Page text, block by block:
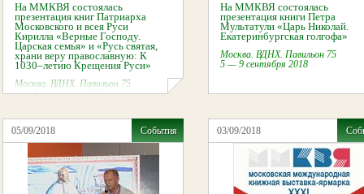
На ММКВЯ состоялась
презентация книг Патриарха
Московского и всея Руси
Кирилла «Верные Господу.
Царская семья» и «Русь святая,
храни веру православную: К
1030–летию Крещения Руси»
Москва. ВДНХ. Павильон 75
5 — 9 сентября 2018
На ММКВЯ состоялась
презентация книги Петра
Мультатули «Царь Николай.
Екатеринбургская голгофа»
Москва. ВДНХ. Павильон 75
5 — 9 сентября 2018
05/09/2018 События 03/09/2018